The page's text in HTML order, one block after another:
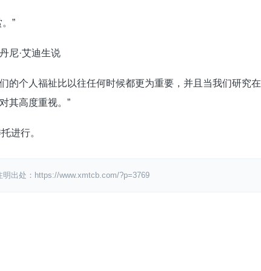
”
尼·艾迪生说
的个人福祉比以往任何时候都更为重要，并且当我们研究在
其高度重视。”
进行。
出处：https://www.xmtcb.com/?p=3769